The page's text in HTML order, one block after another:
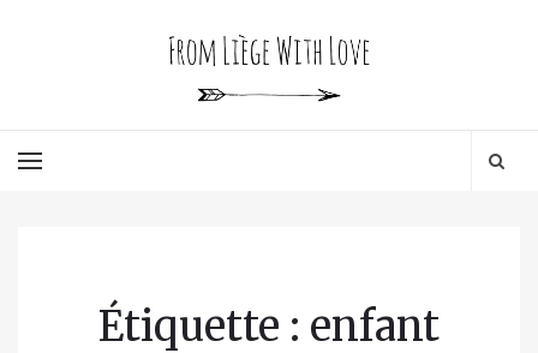
Étiquette : enfant